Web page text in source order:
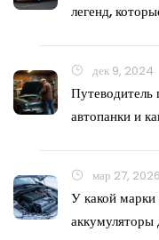
легенд,
дек 9, 2024
Путеводитель
автопанки и
мар 27, 2026
У какой
аккумуляторы